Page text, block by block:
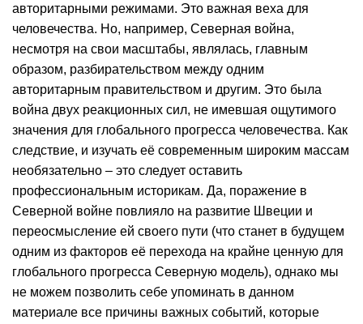
авторитарными режимами. Это важная веха для
человечества. Но, например, Северная война,
несмотря на свои масштабы, являлась, главным
образом, разбирательством между одним
авторитарным правительством и другим. Это была
война двух реакционных сил, не имевшая ощутимого
значения для глобального прогресса человечества. Как
следствие, и изучать её современным широким массам
необязательно – это следует оставить
профессиональным историкам. Да, поражение в
Северной войне повлияло на развитие Швеции и
переосмысление ей своего пути (что станет в будущем
одним из факторов её перехода на крайне ценную для
глобального прогресса Северную модель), однако мы
не можем позволить себе упоминать в данном
материале все причины важных событий, которые